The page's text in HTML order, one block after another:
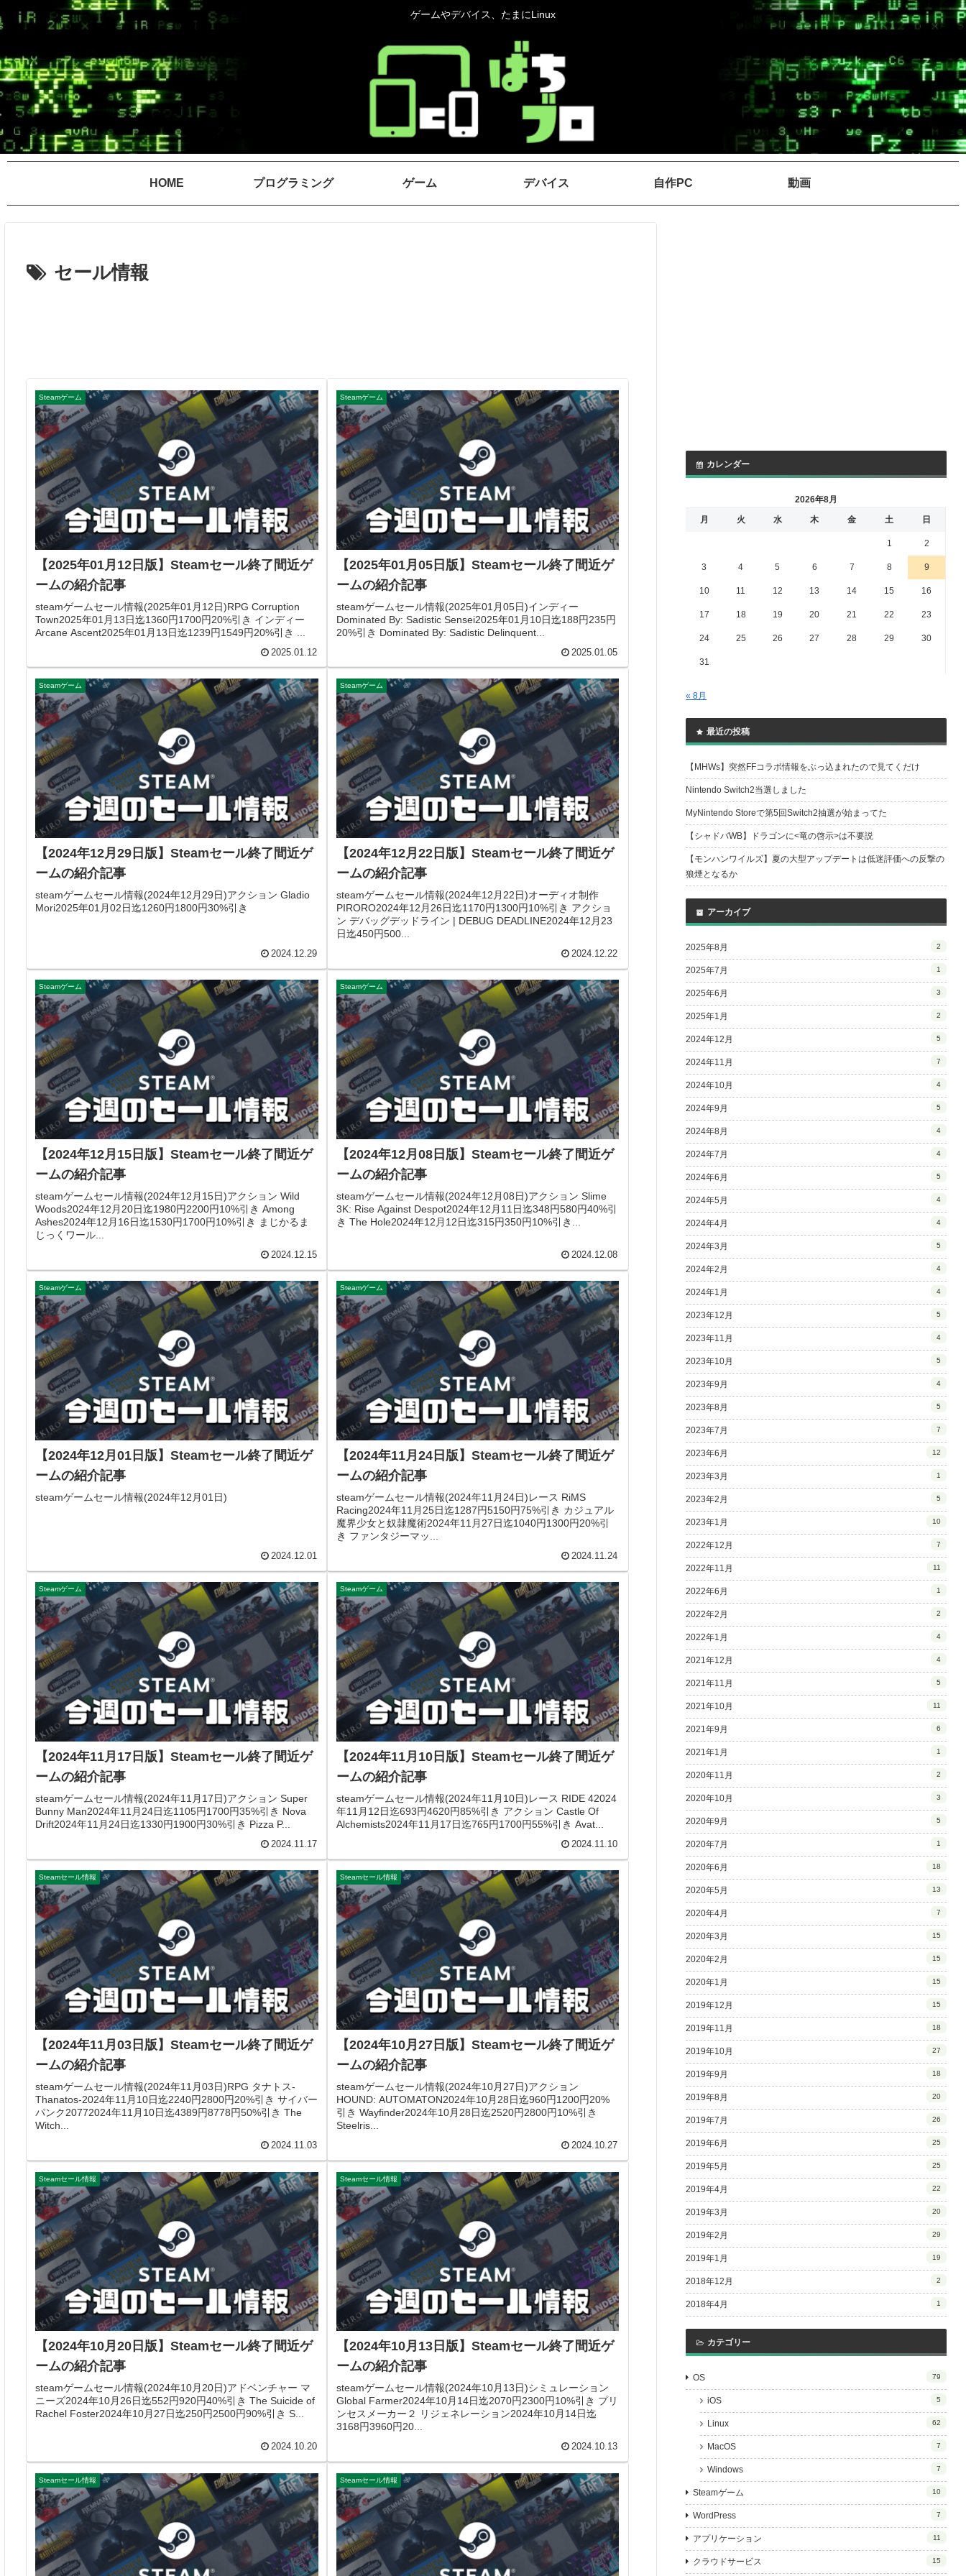
ゲームやデバイス、たまにLinux
HOME プログラミング ゲーム デバイス 自作PC 動画
セール情報
Steamゲーム
【2025年01月12日版】Steamセール終了間近ゲ
ームの紹介記事
steamゲームセール情報(2025年01月12日)RPG Corruption
Town2025年01月13日迄1360円1700円20%引き インディー
Arcane Ascent2025年01月13日迄1239円1549円20%引き ...
2025.01.12
Steamゲーム
【2025年01月05日版】Steamセール終了間近ゲ
ームの紹介記事
steamゲームセール情報(2025年01月05日)インディー
Dominated By: Sadistic Sensei2025年01月10日迄188円235円
20%引き Dominated By: Sadistic Delinquent...
2025.01.05
Steamゲーム
【2024年12月29日版】Steamセール終了間近ゲ
ームの紹介記事
steamゲームセール情報(2024年12月29日)アクション Gladio
Mori2025年01月02日迄1260円1800円30%引き
2024.12.29
Steamゲーム
【2024年12月22日版】Steamセール終了間近ゲ
ームの紹介記事
steamゲームセール情報(2024年12月22日)オーディオ制作
PIRORO2024年12月26日迄1170円1300円10%引き アクショ
ン デバッグデッドライン | DEBUG DEADLINE2024年12月23
日迄450円500...
2024.12.22
Steamゲーム
【2024年12月15日版】Steamセール終了間近ゲ
ームの紹介記事
steamゲームセール情報(2024年12月15日)アクション Wild
Woods2024年12月20日迄1980円2200円10%引き Among
Ashes2024年12月16日迄1530円1700円10%引き まじかるま
じっくワール...
2024.12.15
Steamゲーム
【2024年12月08日版】Steamセール終了間近ゲ
ームの紹介記事
steamゲームセール情報(2024年12月08日)アクション Slime
3K: Rise Against Despot2024年12月11日迄348円580円40%引
き The Hole2024年12月12日迄315円350円10%引き...
2024.12.08
Steamゲーム
【2024年12月01日版】Steamセール終了間近ゲ
ームの紹介記事
steamゲームセール情報(2024年12月01日)
2024.12.01
Steamゲーム
【2024年11月24日版】Steamセール終了間近ゲ
ームの紹介記事
steamゲームセール情報(2024年11月24日)レース RiMS
Racing2024年11月25日迄1287円5150円75%引き カジュアル
魔界少女と奴隷魔術2024年11月27日迄1040円1300円20%引
き ファンタジーマッ...
2024.11.24
Steamゲーム
【2024年11月17日版】Steamセール終了間近ゲ
ームの紹介記事
steamゲームセール情報(2024年11月17日)アクション Super
Bunny Man2024年11月24日迄1105円1700円35%引き Nova
Drift2024年11月24日迄1330円1900円30%引き Pizza P...
2024.11.17
Steamゲーム
【2024年11月10日版】Steamセール終了間近ゲ
ームの紹介記事
steamゲームセール情報(2024年11月10日)レース RIDE 42024
年11月12日迄693円4620円85%引き アクション Castle Of
Alchemists2024年11月17日迄765円1700円55%引き Avat...
2024.11.10
Steamセール情報
【2024年11月03日版】Steamセール終了間近ゲ
ームの紹介記事
steamゲームセール情報(2024年11月03日)RPG タナトス-
Thanatos-2024年11月10日迄2240円2800円20%引き サイバー
パンク20772024年11月10日迄4389円8778円50%引き The
Witch...
2024.11.03
Steamセール情報
【2024年10月27日版】Steamセール終了間近ゲ
ームの紹介記事
steamゲームセール情報(2024年10月27日)アクション
HOUND: AUTOMATON2024年10月28日迄960円1200円20%
引き Wayfinder2024年10月28日迄2520円2800円10%引き
Steelris...
2024.10.27
Steamセール情報
【2024年10月20日版】Steamセール終了間近ゲ
ームの紹介記事
steamゲームセール情報(2024年10月20日)アドベンチャー マ
ニーズ2024年10月26日迄552円920円40%引き The Suicide of
Rachel Foster2024年10月27日迄250円2500円90%引き S...
2024.10.20
Steamセール情報
【2024年10月13日版】Steamセール終了間近ゲ
ームの紹介記事
steamゲームセール情報(2024年10月13日)シミュレーション
Global Farmer2024年10月14日迄2070円2300円10%引き プリ
ンセスメーカー２ リジェネレーション2024年10月14日迄
3168円3960円20...
2024.10.13
Steamセール情報 Steamセール情報
カレンダー
2026年8月
月
火 水 木 金 土 日
1 2
3 4 5 6 7 8 9
10 11 12 13 14 15 16
17 18 19 20 21 22 23
24 25 26 27 28 29 30
31
« 8月
最近の投稿
【MHWs】突然FFコラボ情報をぶっ込まれたので見てくだけ
Nintendo Switch2当選しました
MyNintendo Storeで第5回Switch2抽選が始まってた
【シャドバWB】ドラゴンに<竜の啓示>は不要説
【モンハンワイルズ】夏の大型アップデートは低迷評価への反撃の
狼煙となるか
アーカイブ
2025年8月 2
2025年7月 1
2025年6月 3
2025年1月 2
2024年12月 5
2024年11月 7
2024年10月 4
2024年9月 5
2024年8月 4
2024年7月 4
2024年6月 5
2024年5月 4
2024年4月 4
2024年3月 5
2024年2月 4
2024年1月 4
2023年12月 5
2023年11月 4
2023年10月 5
2023年9月 4
2023年8月 5
2023年7月 7
2023年6月 12
2023年3月 1
2023年2月 5
2023年1月 10
2022年12月 7
2022年11月 11
2022年6月 1
2022年2月 2
2022年1月 4
2021年12月 4
2021年11月 5
2021年10月 11
2021年9月 6
2021年1月 1
2020年11月 2
2020年10月 3
2020年9月 5
2020年7月 1
2020年6月 18
2020年5月 13
2020年4月 7
2020年3月 15
2020年2月 15
2020年1月 15
2019年12月 15
2019年11月 18
2019年10月 27
2019年9月 18
2019年8月 20
2019年7月 26
2019年6月 25
2019年5月 25
2019年4月 22
2019年3月 20
2019年2月 29
2019年1月 19
2018年12月 2
2018年4月 1
カテゴリー
OS 79
iOS 5
Linux 62
MacOS 7
Windows 7
Steamゲーム 10
WordPress 7
アプリケーション 11
クラウドサービス 15